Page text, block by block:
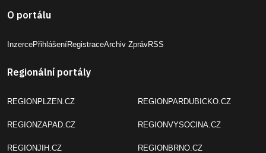
O portálu
InzercePřihlášeníRegistraceArchiv ZprávRSS
Regionální portály
REGIONPLZEN.CZ
REGIONZAPAD.CZ
REGIONJIH.CZ
REGIONPARDUBICKO.CZ
REGIONVYSOCINA.CZ
REGIONBRNO.CZ